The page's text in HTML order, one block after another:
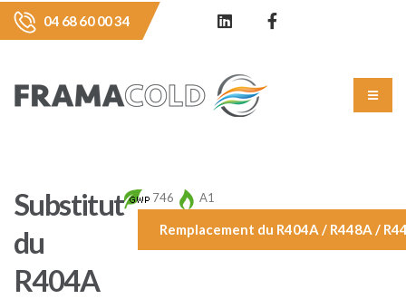
04 68 60 00 34
Substitut
du
R404A
746 A1
Remplacement du R404A / R448A /